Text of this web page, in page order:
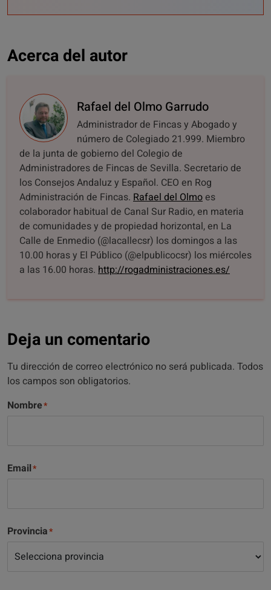
Acerca del autor
Rafael del Olmo Garrudo
Administrador de Fincas y Abogado y
número de Colegiado 21.999. Miembro
de la junta de gobierno del Colegio de
Administradores de Fincas de Sevilla. Secretario de
los Consejos Andaluz y Español. CEO en Rog
Administración de Fincas. Rafael del Olmo es
colaborador habitual de Canal Sur Radio, en materia
de comunidades y de propiedad horizontal, en La
Calle de Enmedio (@lacallecsr) los domingos a las
10.00 horas y El Público (@elpublicocsr) los miércoles
a las 16.00 horas. http://rogadministraciones.es/
Deja un comentario
Tu dirección de correo electrónico no será publicada. Todos
los campos son obligatorios.
Nombre
Email
Provincia